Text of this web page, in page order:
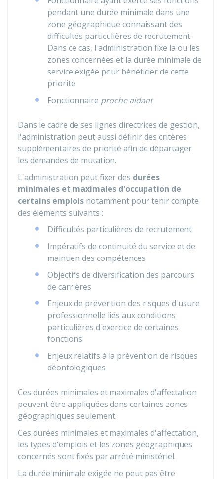
pendant une durée minimale dans une
zone géographique connaissant des
difficultés particulières de recrutement.
Dans ce cas, l'administration fixe la ou les
zones concernées et la durée minimale de
service exigée pour bénéficier de cette
priorité
Fonctionnaire proche aidant
Dans le cadre de ses lignes directrices de gestion,
l'administration peut aussi définir des critères
supplémentaires de priorité afin de départager
les demandes de mutation.
L'administration peut fixer des durées
minimales et maximales d'occupation de
certains emplois notamment pour tenir compte
des éléments suivants :
Difficultés particulières de recrutement
Impératifs de continuité du service et de
maintien des compétences
Objectifs de diversification des parcours
de carrières
Enjeux de prévention des risques d'usure
professionnelle liés aux conditions
particulières d'exercice de certaines
fonctions
Enjeux relatifs à la prévention de risques
déontologiques
Ces durées minimales et maximales d'affectation
peuvent être appliquées dans certaines zones
géographiques seulement.
Ces durées minimales et maximales d'affectation,
les types d'emplois et les zones géographiques
concernés sont fixés par arrêté ministériel.
La durée minimale exigée ne peut pas être